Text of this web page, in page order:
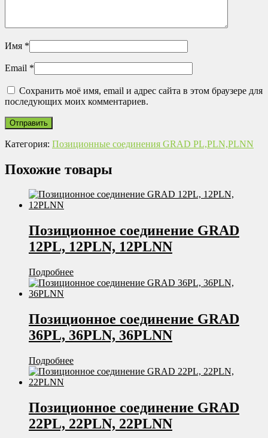
Имя *
Email *
Сохранить моё имя, email и адрес сайта в этом браузере для
последующих моих комментариев.
Категория: Позиционные соединения GRAD PL,PLN,PLNN
Похожие товары
Позиционное соединение GRAD
12PL, 12PLN, 12PLNN
Подробнее
Позиционное соединение GRAD
36PL, 36PLN, 36PLNN
Подробнее
Позиционное соединение GRAD
22PL, 22PLN, 22PLNN